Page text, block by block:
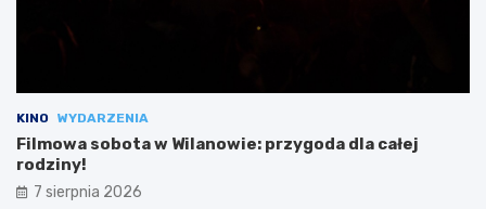
KINO WYDARZENIA
Filmowa sobota w Wilanowie: przygoda dla całej
rodziny!
7 sierpnia 2026